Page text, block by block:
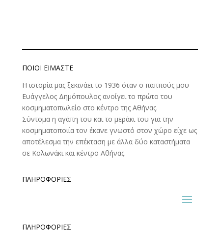
ΠΟΙΟΊ ΕΊΜΑΣΤΕ
Η ιστορία μας ξεκινάει το 1936 όταν ο παππούς μου
Ευάγγελος Δημόπουλος ανοίγει το πρώτο του
κοσμηματοπωλείο στο κέντρο της Αθήνας.
Σύντομα η αγάπη του και το μεράκι του για την
κοσμηματοποιία τον έκανε γνωστό στον χώρο είχε ως
αποτέλεσμα την επέκταση με άλλα δύο καταστήματα
σε Κολωνάκι και κέντρο Αθήνας.
ΠΛΗΡΟΦΟΡΊΕΣ
ΠΛΗΡΟΦΟΡΊΕΣ